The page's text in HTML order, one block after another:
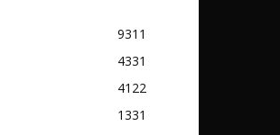
9311
4331
4122
1331